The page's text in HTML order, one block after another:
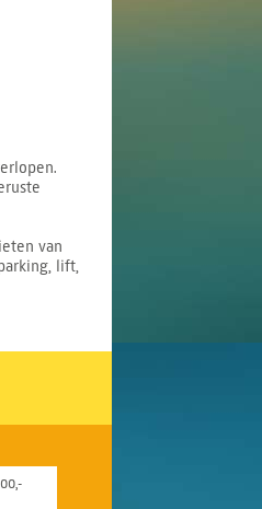
van
lift,